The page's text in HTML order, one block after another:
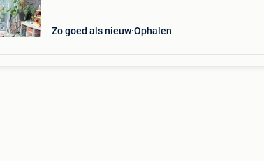
Zo goed als nieuw Ophalen